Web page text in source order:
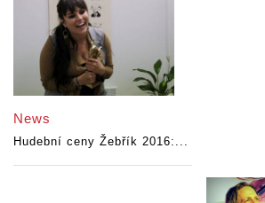
News
Hudební ceny Žebřík 2016:...